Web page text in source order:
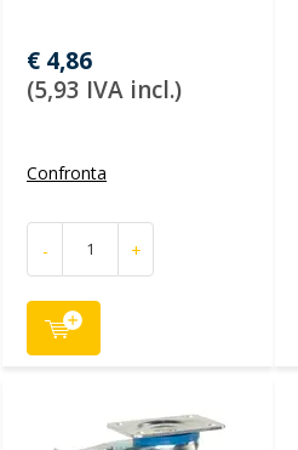
€ 4,86
(5,93 IVA incl.)
Confronta
- +